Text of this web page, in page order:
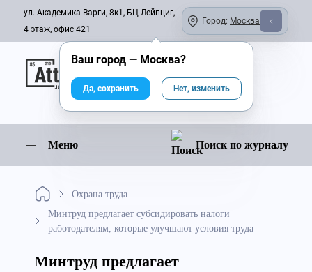
ул. Академика Варги, 8к1, БЦ Лейпциг,
4 этаж, офис 421
Город: Москва
Онлайн-журнал
Меню Поиск по журналу
Охрана труда
Минтруд предлагает субсидировать налоги
работодателям, которые улучшают условия труда
Минтруд предлагает
Ваш город — Москва?
Да, сохранить Нет, изменить